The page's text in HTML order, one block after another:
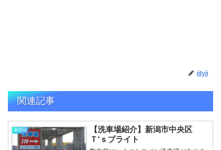
iityii
関連記事
車関係
【洗車場紹介】新潟市中央区
Ｔ‘ｓブライト